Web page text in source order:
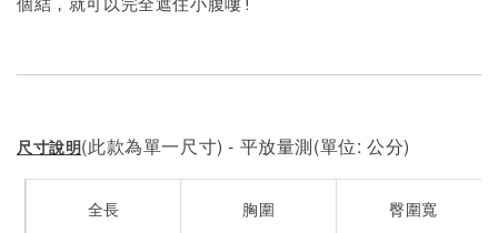
尺寸說明(此款為單一尺寸) - 平放量測(單位: 公分)
全長 胸圍 臀圍寬